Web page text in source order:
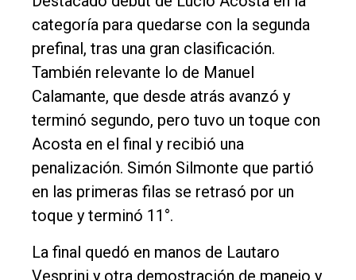
categoría para quedarse con la segunda
prefinal, tras una gran clasificación.
También relevante lo de Manuel
Calamante, que desde atrás avanzó y
terminó segundo, pero tuvo un toque con
Acosta en el final y recibió una
penalización. Simón Silmonte que partió
en las primeras filas se retrasó por un
toque y terminó 11°.
La final quedó en manos de Lautaro
Vesprini y otra demostración de manejo y